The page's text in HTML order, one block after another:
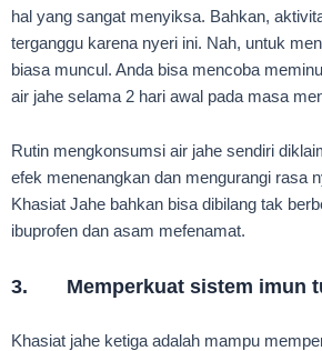
hal yang sangat menyiksa. Bahkan,
terganggu karena nyeri ini. Nah, untuk
biasa muncul. Anda bisa mencoba
air jahe selama 2 hari awal pada masa
Rutin mengkonsumsi air jahe sendiri
efek menenangkan dan mengurangi rasa
Khasiat Jahe bahkan bisa dibilang tak
ibuprofen dan asam mefenamat.
3. Memperkuat sistem imun
Khasiat jahe ketiga adalah mampu